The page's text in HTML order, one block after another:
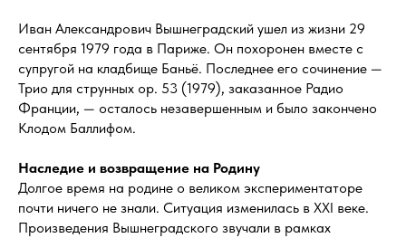
Иван Александрович Вышнеградский ушел из жизни 29
сентября 1979 года в Париже. Он похоронен вместе с
супругой на кладбище Баньё. Последнее его сочинение —
Трио для струнных op. 53 (1979), заказанное Радио
Франции, — осталось незавершенным и было закончено
Клодом Баллифом.
Наследие и возвращение на Родину
Долгое время на родине о великом экспериментаторе
почти ничего не знали. Ситуация изменилась в XXI веке.
Произведения Вышнеградского звучали в рамках